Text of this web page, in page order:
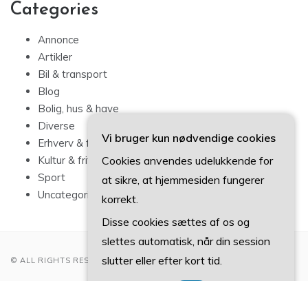
Categories
Annonce
Artikler
Bil & transport
Blog
Bolig, hus & have
Diverse
Erhverv & forbrug
Kultur & fritid
Sport
Uncategorized
© ALL RIGHTS RESERVED 2022
Vi bruger kun nødvendige cookies
Cookies anvendes udelukkende for
at sikre, at hjemmesiden fungerer
korrekt.
Disse cookies sættes af os og
slettes automatisk, når din session
slutter eller efter kort tid.